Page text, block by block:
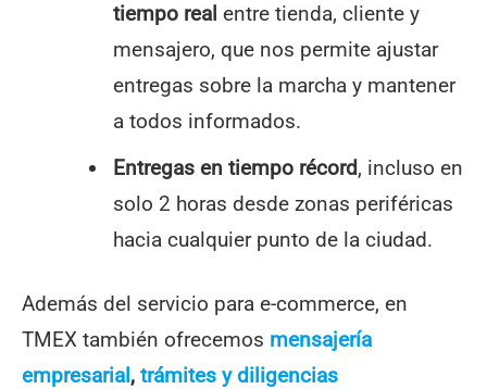
tiempo real entre tienda, cliente y
mensajero, que nos permite ajustar
entregas sobre la marcha y mantener
a todos informados.
Entregas en tiempo récord, incluso en
solo 2 horas desde zonas periféricas
hacia cualquier punto de la ciudad.
Además del servicio para e-commerce, en
TMEX también ofrecemos mensajería
empresarial, trámites y diligencias